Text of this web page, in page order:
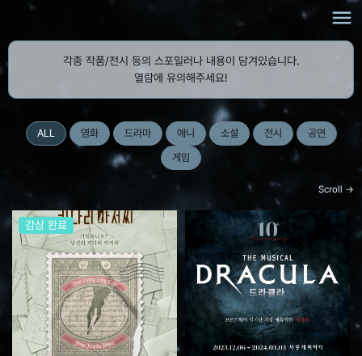
menu
각종 작품/전시 등의 스포일러나 내용이 담겨있습니다.
열람에 유의해주세요!
ALL 영화 드라마 애니 소설 전시
공연
게임
Scroll →
감상 완료